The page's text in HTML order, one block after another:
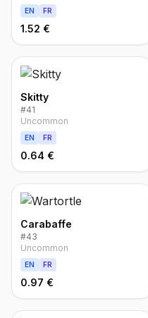
EN FR
1.52 €
Skitty
#41
Uncommon
EN FR
0.64 €
Carabaffe
#43
Uncommon
EN FR
0.97 €